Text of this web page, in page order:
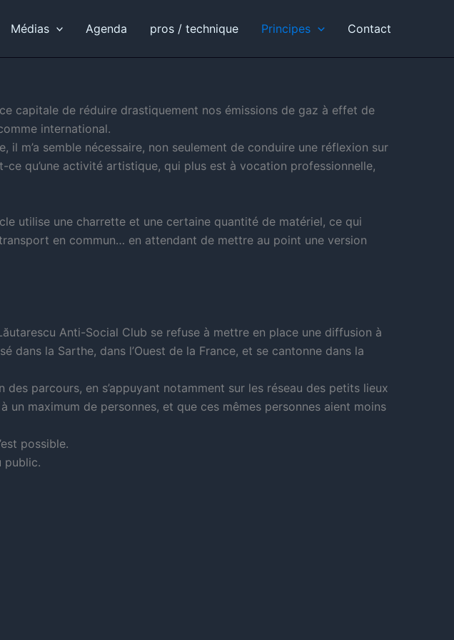
Médias Agenda pros / technique Principes Contact
capitale de réduire drastiquement nos émissions de gaz à effet de
international.
il m’a semble nécessaire, non seulement de conduire une réflexion sur
ce qu’une activité artistique, qui plus est à vocation professionnelle,
utilise une charrette et une certaine quantité de matériel, ce qui
en commun… en attendant de mettre au point une version
Anti-Social Club se refuse à mettre en place une diffusion à
la Sarthe, dans l’Ouest de la France, et se cantonne dans la
parcours, en s’appuyant notamment sur les réseau des petits lieux
maximum de personnes, et que ces mêmes personnes aient moins
possible.
public.